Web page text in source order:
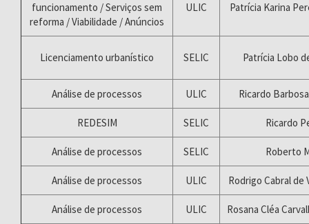
funcionamento / Serviços sem
reforma / Viabilidade / Anúncios
ULIC Patrícia Karina
Licenciamento urbanístico SELIC Patrícia Lobo
Análise de processos ULIC Ricardo
REDESIM SELIC Ricardo
Análise de processos SELIC Roberto
Análise de processos ULIC Rodrigo Cabral de
Análise de processos ULIC Rosana Cléa